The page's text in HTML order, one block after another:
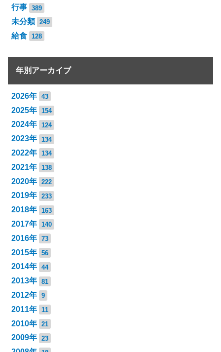
行事 389
未分類 249
給食 128
年別アーカイブ
2026年 43
2025年 154
2024年 124
2023年 134
2022年 134
2021年 138
2020年 222
2019年 233
2018年 163
2017年 140
2016年 73
2015年 56
2014年 44
2013年 81
2012年 9
2011年 11
2010年 21
2009年 23